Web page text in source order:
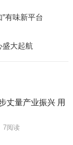
有味新平台
盛大起航
丈量产业振兴 用
7阅读